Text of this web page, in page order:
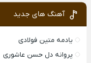
آهنگ های جدید
یادمه متین فولادی
پروانه دل حسن عاشوری